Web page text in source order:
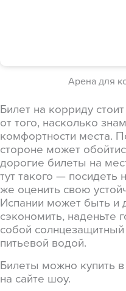
Арена для
Билет на корриду
от того, насколько
комфортности места.
стороне может
дорогие билеты на
тут такого —
же оценить свою
Испании может быть и
сэкономить, наденьте
собой
питьевой водой.
Билеты можно купить
на сайте шоу.